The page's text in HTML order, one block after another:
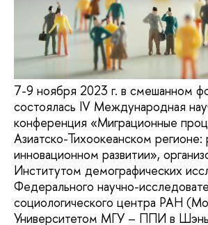
7-9 ноября 2023 г. в смешанном
состоялась IV Международная
конференция «Миграционные
Азиатско-Тихоокеанском регионе:
инновационном развитии»,
Институтом демографических
Федерального научно-
социологического центра РАН
Университетом МГУ – ППИ в